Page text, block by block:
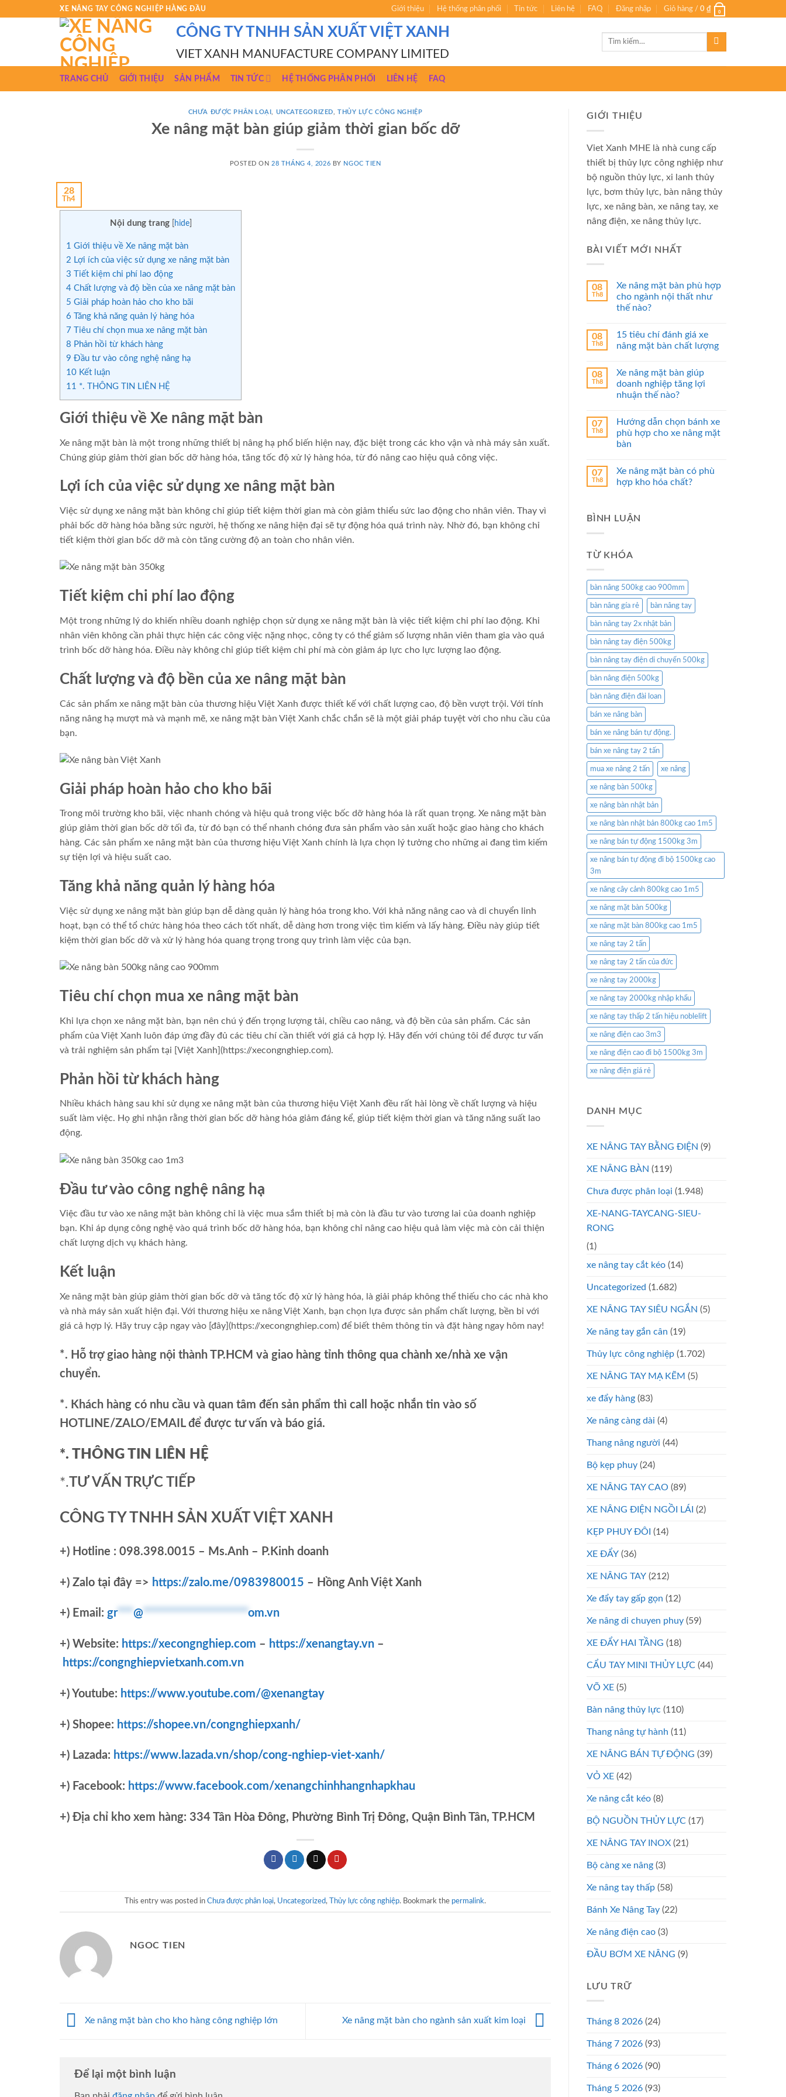
XE NÂNG TAY CÔNG NGHIỆP HÀNG ĐẦU Giới thiệu Hệ thống phân phối Tin tức Liên hệ FAQ Đăng nhập Giỏ hàng / 0 ₫ 0
CÔNG TY TNHH SẢN XUẤT VIỆT XANH
VIET XANH MANUFACTURE COMPANY LIMITED
Tìm
TRANG CHỦ GIỚI THIỆU SẢN PHẨM TIN TỨC HỆ THỐNG PHÂN PHỐI LIÊN HỆ FAQ
CHƯA ĐƯỢC PHÂN LOẠI UNCATEGORIZED THỦY LỰC CÔNG NGHIỆP
Xe nâng mặt bàn giúp giảm thời gian bốc dỡ
POSTED ON 28 THÁNG 4, 2026 BY NGOC TIEN
28
Th4
Nội dung trang hide]
1 Giới thiệu về Xe nâng mặt bàn
2 Lợi ích của việc sử dụng xe nâng mặt bàn
3 Tiết kiệm chi phí lao động
4 Chất lượng và độ bền của xe nâng mặt bàn
5 Giải pháp hoàn hảo cho kho bãi
6 Tăng khả năng quản lý hàng hóa
7 Tiêu chí chọn mua xe nâng mặt bàn
8 Phản hồi từ khách hàng
9 Đầu tư vào công nghệ nâng hạ
10 Kết luận
11 *. THÔNG TIN LIÊN HỆ
Giới thiệu về Xe nâng mặt bàn
Xe nâng mặt bàn là một trong những thiết bị nâng hạ phổ biến hiện nay, đặc biệt trong các kho vận và nhà máy sản xuất.
Chúng giúp giảm thời gian bốc dỡ hàng hóa, tăng tốc độ xử lý hàng hóa, từ đó nâng cao hiệu quả công việc.
Lợi ích của việc sử dụng xe nâng mặt bàn
Việc sử dụng xe nâng mặt bàn không chỉ giúp tiết kiệm thời gian mà còn giảm thiểu sức lao động cho nhân viên. Thay vì
phải bốc dỡ hàng hóa bằng sức người, hệ thống xe nâng hiện đại sẽ tự động hóa quá trình này. Nhờ đó, bạn không chỉ
tiết kiệm thời gian bốc dỡ mà còn tăng cường độ an toàn cho nhân viên.
Tiết kiệm chi phí lao động
Một trong những lý do khiến nhiều doanh nghiệp chọn sử dụng xe nâng mặt bàn là việc tiết kiệm chi phí lao động. Khi
nhân viên không cần phải thực hiện các công việc nặng nhọc, công ty có thể giảm số lượng nhân viên tham gia vào quá
trình bốc dỡ hàng hóa. Điều này không chỉ giúp tiết kiệm chi phí mà còn giảm áp lực cho lực lượng lao động.
Chất lượng và độ bền của xe nâng mặt bàn
Các sản phẩm xe nâng mặt bàn của thương hiệu Việt Xanh được thiết kế với chất lượng cao, độ bền vượt trội. Với tính
năng nâng hạ mượt mà và mạnh mẽ, xe nâng mặt bàn Việt Xanh chắc chắn sẽ là một giải pháp tuyệt vời cho nhu cầu của
bạn.
Giải pháp hoàn hảo cho kho bãi
Trong môi trường kho bãi, việc nhanh chóng và hiệu quả trong việc bốc dỡ hàng hóa là rất quan trọng. Xe nâng mặt bàn
giúp giảm thời gian bốc dỡ tối đa, từ đó bạn có thể nhanh chóng đưa sản phẩm vào sản xuất hoặc giao hàng cho khách
hàng. Các sản phẩm xe nâng mặt bàn của thương hiệu Việt Xanh chính là lựa chọn lý tưởng cho những ai đang tìm kiếm
sự tiện lợi và hiệu suất cao.
Tăng khả năng quản lý hàng hóa
Việc sử dụng xe nâng mặt bàn giúp bạn dễ dàng quản lý hàng hóa trong kho. Với khả năng nâng cao và di chuyển linh
hoạt, bạn có thể tổ chức hàng hóa theo cách tốt nhất, dễ dàng hơn trong việc tìm kiếm và lấy hàng. Điều này giúp tiết
kiệm thời gian bốc dỡ và xử lý hàng hóa quang trọng trong quy trình làm việc của bạn.
Tiêu chí chọn mua xe nâng mặt bàn
Khi lựa chọn xe nâng mặt bàn, bạn nên chú ý đến trọng lượng tải, chiều cao nâng, và độ bền của sản phẩm. Các sản
phẩm của Việt Xanh luôn đáp ứng đầy đủ các tiêu chí cần thiết với giá cả hợp lý. Hãy đến với chúng tôi để được tư vấn
và trải nghiệm sản phẩm tại [Việt Xanh](https://xecongnghiep.com).
Phản hồi từ khách hàng
Nhiều khách hàng sau khi sử dụng xe nâng mặt bàn của thương hiệu Việt Xanh đều rất hài lòng về chất lượng và hiệu
suất làm việc. Họ ghi nhận rằng thời gian bốc dỡ hàng hóa giảm đáng kể, giúp tiết kiệm thời gian và tăng năng suất lao
động.
Đầu tư vào công nghệ nâng hạ
Việc đầu tư vào xe nâng mặt bàn không chỉ là việc mua sắm thiết bị mà còn là đầu tư vào tương lai của doanh nghiệp
bạn. Khi áp dụng công nghệ vào quá trình bốc dỡ hàng hóa, bạn không chỉ nâng cao hiệu quả làm việc mà còn cải thiện
chất lượng dịch vụ khách hàng.
Kết luận
Xe nâng mặt bàn giúp giảm thời gian bốc dỡ và tăng tốc độ xử lý hàng hóa, là giải pháp không thể thiếu cho các nhà kho
và nhà máy sản xuất hiện đại. Với thương hiệu xe nâng Việt Xanh, bạn chọn lựa được sản phẩm chất lượng, bền bỉ với
giá cả hợp lý. Hãy truy cập ngay vào [đây](https://xecongnghiep.com) để biết thêm thông tin và đặt hàng ngay hôm nay!
*. Hỗ trợ giao hàng nội thành TP.HCM và giao hàng tỉnh thông qua chành xe/nhà xe vận
chuyển.
*. Khách hàng có nhu cầu và quan tâm đến sản phẩm thì call hoặc nhắn tin vào số
HOTLINE/ZALO/EMAIL để được tư vấn và báo giá.
*. THÔNG TIN LIÊN HỆ
*.TƯ VẤN TRỰC TIẾP
CÔNG TY TNHH SẢN XUẤT VIỆT XANH
+) Hotline : 098.398.0015 – Ms.Anh – P.Kinh doanh
+) Zalo tại đây => https://zalo.me/0983980015 – Hồng Anh Việt Xanh
+) Email: gr***@********************om.vn
+) Website: https://xecongnghiep.com – https://xenangtay.vn –
https://congnghiepvietxanh.com.vn
+) Youtube: https://www.youtube.com/@xenangtay
+) Shopee: https://shopee.vn/congnghiepxanh/
+) Lazada: https://www.lazada.vn/shop/cong-nghiep-viet-xanh/
+) Facebook: https://www.facebook.com/xenangchinhhangnhapkhau
+) Địa chỉ kho xem hàng: 334 Tân Hòa Đông, Phường Bình Trị Đông, Quận Bình Tân, TP.HCM
This entry was posted in Chưa được phân loại, Uncategorized, Thủy lực công nghiệp. Bookmark the permalink.
NGOC TIEN
Xe nâng mặt bàn cho kho hàng công nghiệp lớn Xe nâng mặt bàn cho ngành sản xuất kim loại
Để lại một bình luận
GIỚI THIỆU
Viet Xanh MHE là nhà cung cấp
thiết bị thủy lực công nghiệp như
bộ nguồn thủy lực, xi lanh thủy
lực, bơm thủy lực, bàn nâng thủy
lực, xe nâng bàn, xe nâng tay, xe
nâng điện, xe nâng thủy lực.
BÀI VIẾT MỚI NHẤT
08
Th8
Xe nâng mặt bàn phù hợp
cho ngành nội thất như
thế nào?
08
Th8
15 tiêu chí đánh giá xe
nâng mặt bàn chất lượng
08
Th8
Xe nâng mặt bàn giúp
doanh nghiệp tăng lợi
nhuận thế nào?
07
Th8
Hướng dẫn chọn bánh xe
phù hợp cho xe nâng mặt
bàn
07
Th8
Xe nâng mặt bàn có phù
hợp kho hóa chất?
BÌNH LUẬN
TỪ KHÓA
bàn nâng 500kg cao 900mm
bàn nâng gía rẻ bàn nâng tay
bàn nâng tay 2x nhật bản
bàn nâng tay điện 500kg
bàn nâng tay điện di chuyển 500kg
bàn nâng điện 500kg
bàn nâng điện đài loan
bán xe nâng bàn
bán xe nâng bán tự động.
bán xe nâng tay 2 tấn
mua xe nâng 2 tấn xe nâng
xe nâng bàn 500kg
xe nâng bàn nhật bản
xe nâng bàn nhật bản 800kg cao 1m5
xe nâng bán tự động 1500kg 3m
xe nâng bán tự động đi bộ 1500kg cao
3m
xe nâng cây cảnh 800kg cao 1m5
xe nâng mặt bàn 500kg
xe nâng mặt bàn 800kg cao 1m5
xe nâng tay 2 tấn
xe nâng tay 2 tấn của đức
xe nâng tay 2000kg
xe nâng tay 2000kg nhập khẩu
xe nâng tay thấp 2 tấn hiệu noblelift
xe nâng điện cao 3m3
xe nâng điện cao đi bộ 1500kg 3m
xe nâng điện giá rẻ
DANH MỤC
XE NÂNG TAY BẰNG ĐIỆN (9)
XE NÂNG BÀN (119)
Chưa được phân loại (1.948)
XE-NANG-TAYCANG-SIEU-
RONG
(1)
xe nâng tay cắt kéo (14)
Uncategorized (1.682)
XE NÂNG TAY SIÊU NGẮN (5)
Xe nâng tay gắn cân (19)
Thủy lực công nghiệp (1.702)
XE NÂNG TAY MẠ KẼM (5)
xe đẩy hàng (83)
Xe nâng càng dài (4)
Thang nâng người (44)
Bộ kẹp phuy (24)
XE NÂNG TAY CAO (89)
XE NÂNG ĐIỆN NGỒI LÁI (2)
KẸP PHUY ĐÔI (14)
XE ĐẨY (36)
XE NÂNG TAY (212)
Xe đẩy tay gấp gọn (12)
Xe nâng di chuyen phuy (59)
XE ĐẨY HAI TẦNG (18)
CẨU TAY MINI THỦY LỰC (44)
VÕ XE (5)
Bàn nâng thủy lực (110)
Thang nâng tự hành (11)
XE NÂNG BÁN TỰ ĐỘNG (39)
VỎ XE (42)
Xe nâng cắt kéo (8)
BỘ NGUỒN THỦY LỰC (17)
XE NÂNG TAY INOX (21)
Bộ càng xe nâng (3)
Xe nâng tay thấp (58)
Bánh Xe Nâng Tay (22)
Xe nâng điện cao (3)
ĐẦU BƠM XE NÂNG (9)
LƯU TRỮ
Tháng 8 2026 (24)
Tháng 7 2026 (93)
Tháng 6 2026 (90)
Tháng 5 2026 (93)